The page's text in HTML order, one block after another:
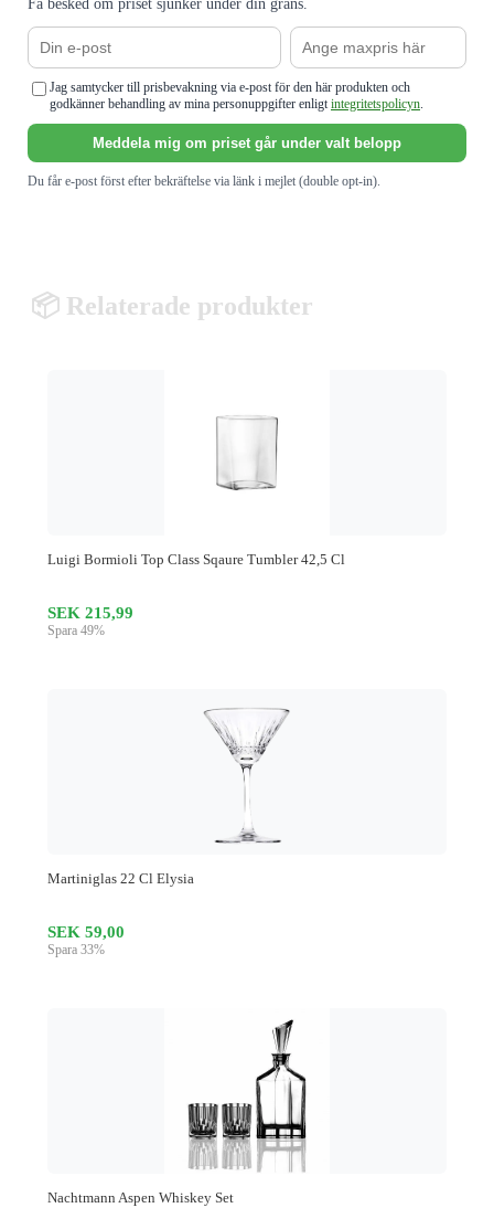
Få besked om priset sjunker under din gräns.
Jag samtycker till prisbevakning via e-post för den här produkten och
godkänner behandling av mina personuppgifter enligtintegritetspolicyn.
Meddela mig om priset går under valt belopp
Du får e-post först efter bekräftelse via länk i mejlet (double opt-in).
📦 Relaterade produkter
Luigi Bormioli Top Class Sqaure Tumbler 42,5 Cl
SEK 215,99
Spara 49%
Martiniglas 22 Cl Elysia
SEK 59,00
Spara 33%
Nachtmann Aspen Whiskey Set